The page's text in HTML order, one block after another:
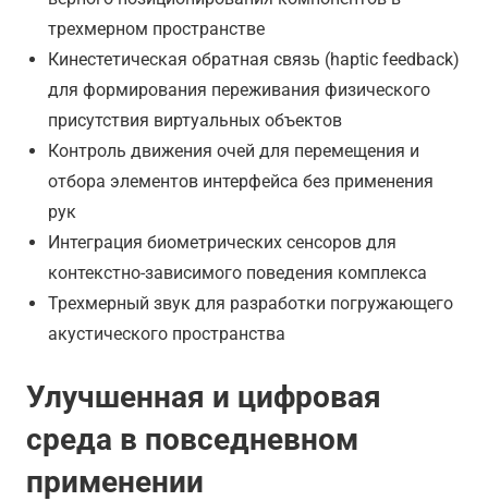
трехмерном пространстве
Кинестетическая обратная связь (haptic feedback)
для формирования переживания физического
присутствия виртуальных объектов
Контроль движения очей для перемещения и
отбора элементов интерфейса без применения
рук
Интеграция биометрических сенсоров для
контекстно-зависимого поведения комплекса
Трехмерный звук для разработки погружающего
акустического пространства
Улучшенная и цифровая
среда в повседневном
применении